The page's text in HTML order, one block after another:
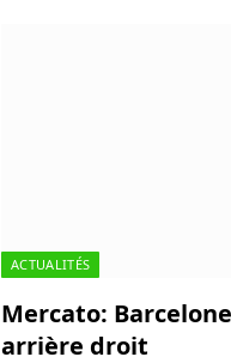
ACTUALITÉS
Mercato:
arrière droit